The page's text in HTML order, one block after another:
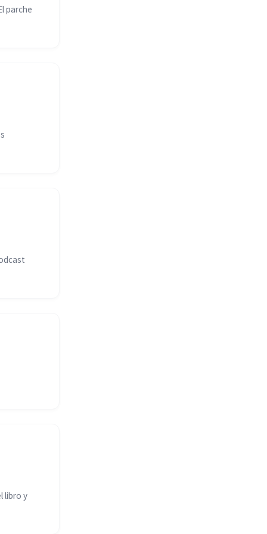
parche
libro y